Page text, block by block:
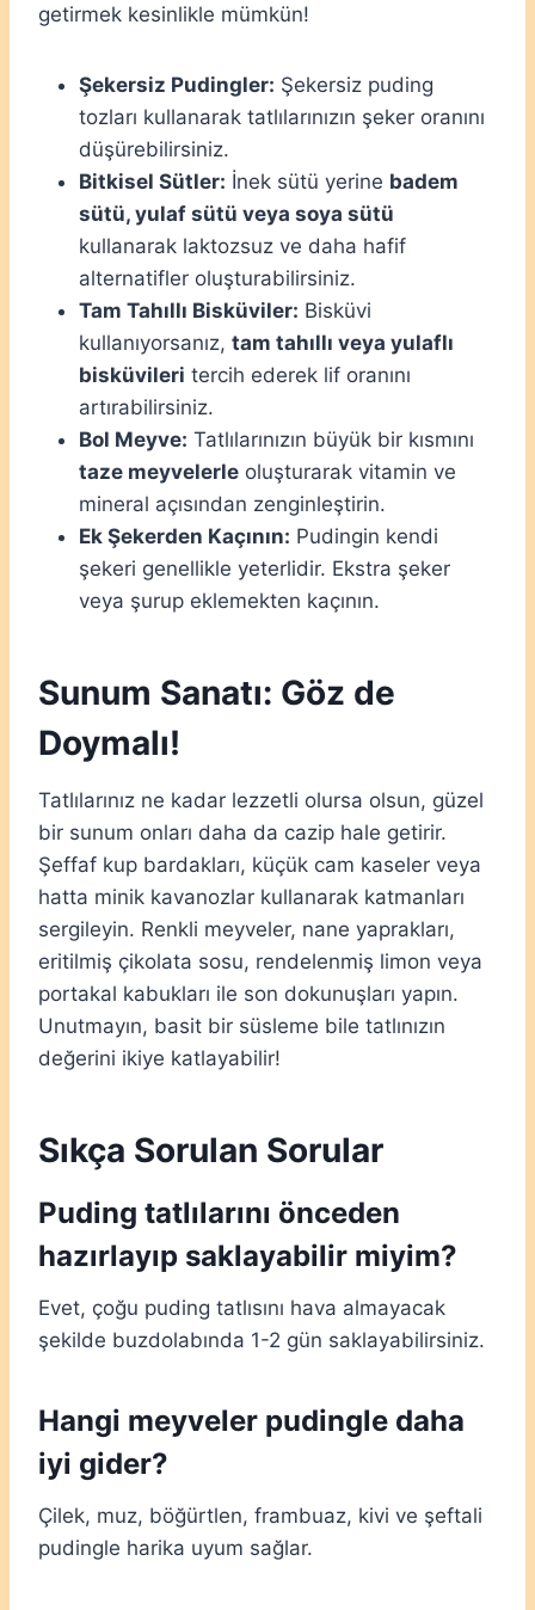
getirmek kesinlikle mümkün!
Şekersiz Pudingler: Şekersiz puding
tozları kullanarak tatlılarınızın şeker oranını
düşürebilirsiniz.
Bitkisel Sütler: İnek sütü yerine badem
sütü, yulaf sütü veya soya sütü
kullanarak laktozsuz ve daha hafif
alternatifler oluşturabilirsiniz.
Tam Tahıllı Bisküviler: Bisküvi
kullanıyorsanız, tam tahıllı veya yulaflı
bisküvileri tercih ederek lif oranını
artırabilirsiniz.
Bol Meyve: Tatlılarınızın büyük bir kısmını
taze meyvelerle oluşturarak vitamin ve
mineral açısından zenginleştirin.
Ek Şekerden Kaçının: Pudingin kendi
şekeri genellikle yeterlidir. Ekstra şeker
veya şurup eklemekten kaçının.
Sunum Sanatı: Göz de
Doymalı!
Tatlılarınız ne kadar lezzetli olursa olsun, güzel
bir sunum onları daha da cazip hale getirir.
Şeffaf kup bardakları, küçük cam kaseler veya
hatta minik kavanozlar kullanarak katmanları
sergileyin. Renkli meyveler, nane yaprakları,
eritilmiş çikolata sosu, rendelenmiş limon veya
portakal kabukları ile son dokunuşları yapın.
Unutmayın, basit bir süsleme bile tatlınızın
değerini ikiye katlayabilir!
Sıkça Sorulan Sorular
Puding tatlılarını önceden
hazırlayıp saklayabilir miyim?
Evet, çoğu puding tatlısını hava almayacak
şekilde buzdolabında 1-2 gün saklayabilirsiniz.
Hangi meyveler pudingle daha
iyi gider?
Çilek, muz, böğürtlen, frambuaz, kivi ve şeftali
pudingle harika uyum sağlar.